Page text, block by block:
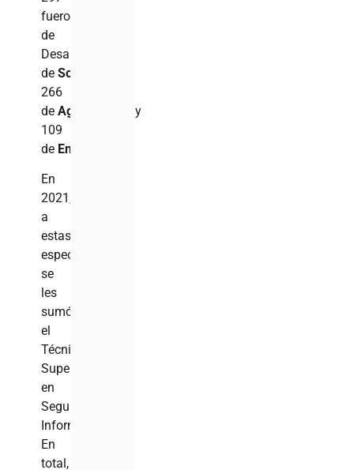
fueron
de
Desarrollo
de Software
266
de Agrimensura y
109
de Enfermería
En
2021,
a
estas
especialidades
se
les
sumó
el
Técnico
Superior
en
Seguridad
Informática.
En
total,